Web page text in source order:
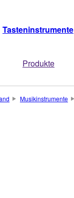
Tasteninstrumente
Produkte
Musikinstrumente